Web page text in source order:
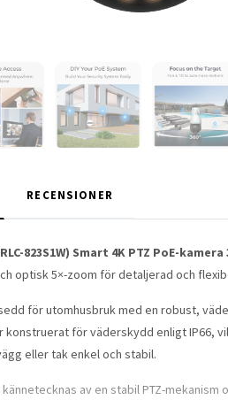
RECENSIONER
823S1W) Smart 4K PTZ PoE-kamera
optisk 5×-zoom för detaljerad och
för utomhusbruk med en robust,
konstruerat för väderskydd enligt IP66,
eller tak enkel och stabil.
av en stabil PTZ-